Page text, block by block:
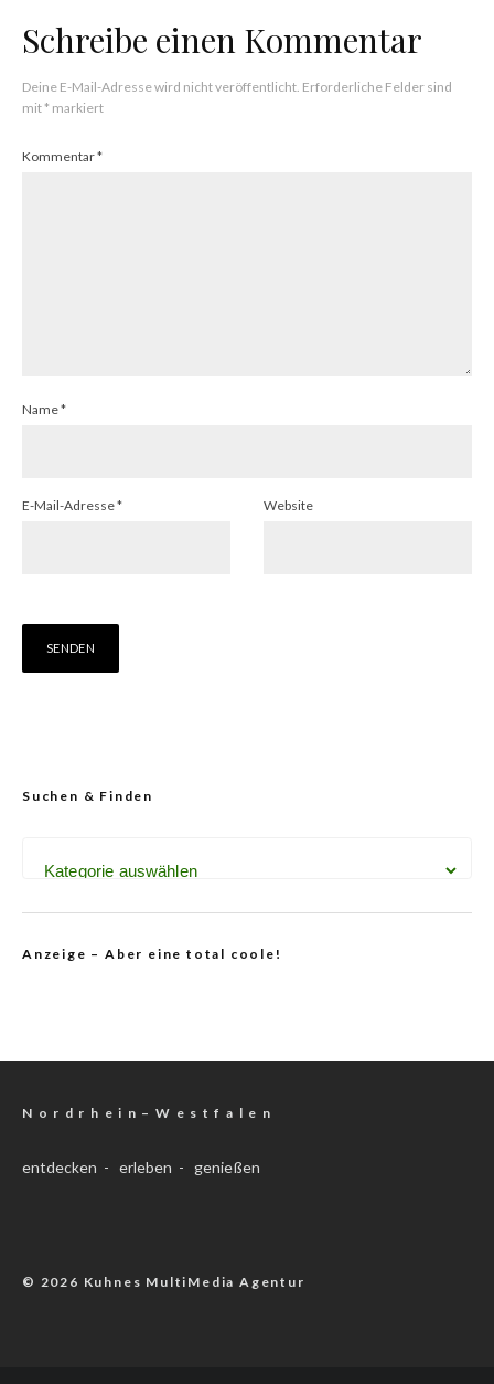
Schreibe einen Kommentar
Deine E-Mail-Adresse wird nicht veröffentlicht. Erforderliche Felder sind
mit* markiert
Kommentar*
Name*
E-Mail-Adresse* Website
Suchen & Finden
Anzeige – Aber eine total coole!
N o r d r h e i n – W e s t f a l e n
entdecken - erleben - genießen
© 2026 Kuhnes MultiMedia Agentur